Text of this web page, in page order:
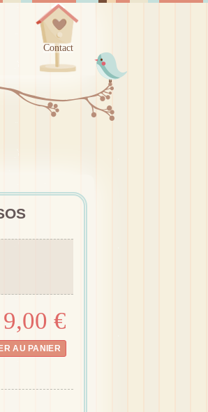
Contact
9,00 €